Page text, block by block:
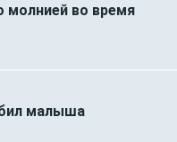
молнией во время
малыша